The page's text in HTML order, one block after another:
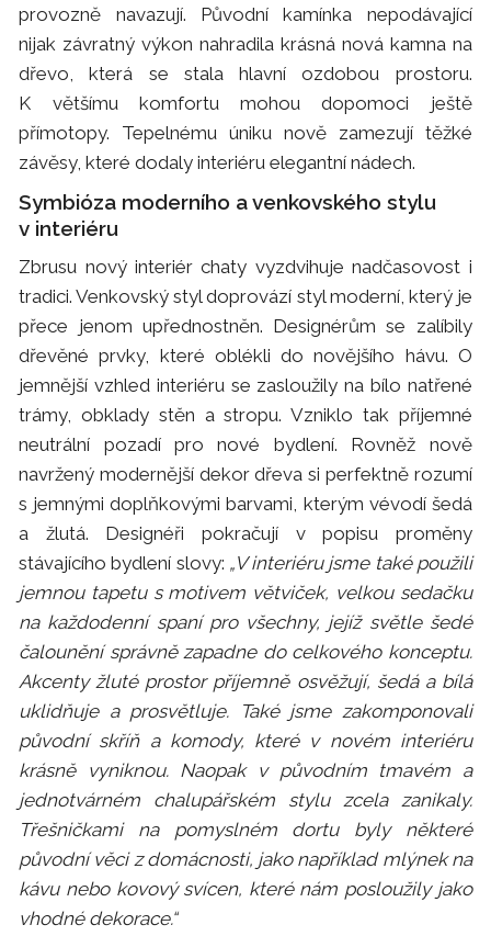
provozně navazují. Původní kamínka nepodávající
nijak závratný výkon nahradila krásná nová kamna na
dřevo, která se stala hlavní ozdobou prostoru.
K většímu komfortu mohou dopomoci ještě
přímotopy. Tepelnému úniku nově zamezují těžké
závěsy, které dodaly interiéru elegantní nádech.
Symbióza moderního a venkovského stylu
v interiéru
Zbrusu nový interiér chaty vyzdvihuje nadčasovost i
tradici. Venkovský styl doprovází styl moderní, který je
přece jenom upřednostněn. Designérům se zalíbily
dřevěné prvky, které oblékli do novějšího hávu. O
jemnější vzhled interiéru se zasloužily na bílo natřené
trámy, obklady stěn a stropu. Vzniklo tak příjemné
neutrální pozadí pro nové bydlení. Rovněž nově
navržený modernější dekor dřeva si perfektně rozumí
s jemnými doplňkovými barvami, kterým vévodí šedá
a žlutá. Designéři pokračují v popisu proměny
stávajícího bydlení slovy: „V interiéru jsme také použili
jemnou tapetu s motivem větviček, velkou sedačku
na každodenní spaní pro všechny, jejíž světle šedé
čalounění správně zapadne do celkového konceptu.
Akcenty žluté prostor příjemně osvěžují, šedá a bílá
uklidňuje a prosvětluje. Také jsme zakomponovali
původní skříň a komody, které v novém interiéru
krásně vyniknou. Naopak v původním tmavém a
jednotvárném chalupářském stylu zcela zanikaly.
Třešničkami na pomyslném dortu byly některé
původní věci z domácnosti, jako například mlýnek na
kávu nebo kovový svícen, které nám posloužily jako
vhodné dekorace.“